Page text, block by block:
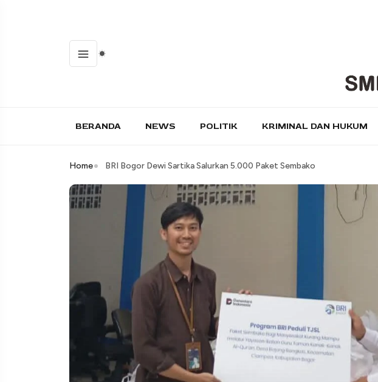
BERANDA NEWS POLITIK KRIMINAL DAN HUKUM
Home BRI Bogor Dewi Sartika Salurkan 5.000 Paket Sembako